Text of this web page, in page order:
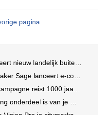
pagina
buitereclamenetwerk: City Cubes
e-commerceplatform voor koffieliefhebbers
jaar terug in de tijd naar 'Hemastein'
is van je merkstrategie